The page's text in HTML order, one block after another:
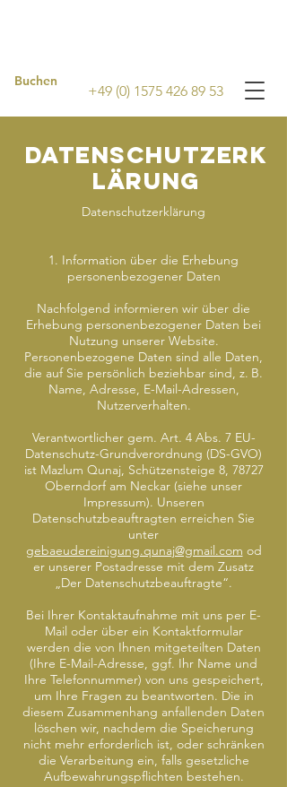
Buchen
+49 (0) 1575 426 89 53
Datenschutzerklärung
1. Information über die Erhebung
personenbezogener Daten
Nachfolgend informieren wir über die
Erhebung personenbezogener Daten bei
Nutzung unserer Website.
Personenbezogene Daten sind alle Daten,
die auf Sie persönlich beziehbar sind, z. B.
Name, Adresse, E-Mail-Adressen,
Nutzerverhalten.
Verantwortlicher gem. Art. 4 Abs. 7 EU-
Datenschutz-Grundverordnung (DS-GVO)
ist Mazlum Qunaj, Schützensteige 8, 78727
Oberndorf am Neckar (siehe unser
Impressum). Unseren
Datenschutzbeauftragten erreichen Sie
unter
gebaeudereinigung.qunaj@gmail.com od
er unserer Postadresse mit dem Zusatz
„Der Datenschutzbeauftragte“.
Bei Ihrer Kontaktaufnahme mit uns per E-
Mail oder über ein Kontaktformular
werden die von Ihnen mitgeteilten Daten
(Ihre E-Mail-Adresse, ggf. Ihr Name und
Ihre Telefonnummer) von uns gespeichert,
um Ihre Fragen zu beantworten. Die in
diesem Zusammenhang anfallenden Daten
löschen wir, nachdem die Speicherung
nicht mehr erforderlich ist, oder schränken
die Verarbeitung ein, falls gesetzliche
Aufbewahrungspflichten bestehen.
DATENSCHUTZERK
LÄRUNG